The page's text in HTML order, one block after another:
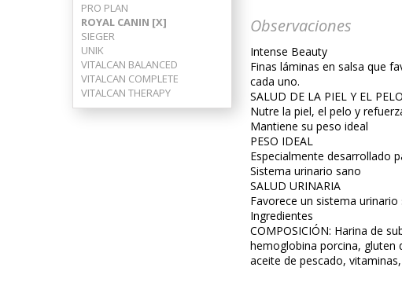
PRO PLAN
ROYAL CANIN [X]
SIEGER
UNIK
VITALCAN BALANCED
VITALCAN COMPLETE
VITALCAN THERAPY
Observaciones
Intense Beauty
Finas láminas en salsa que
cada uno.
SALUD DE LA PIEL Y EL
Nutre la piel, el pelo y
Mantiene su peso ideal
PESO IDEAL
Especialmente desarrollado
Sistema urinario sano
SALUD URINARIA
Favorece un sistema
Ingredientes
COMPOSICIÓN: Harina de
hemoglobina porcina, gluten
aceite de pescado,